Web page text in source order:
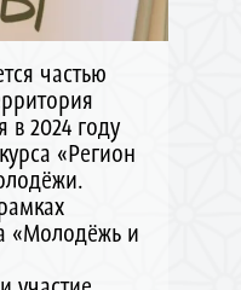
частью
в 2024 году
«Регион
«Молодёжь и